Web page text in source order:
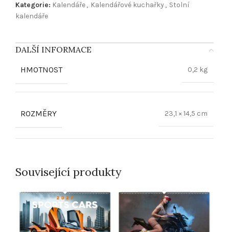
Kategorie: Kalendáře, Kalendářové kuchařky, Stolní
kalendáře
DALŠÍ INFORMACE
HMOTNOST 0,2 kg
ROZMĚRY 23,1 × 14,5 cm
Související produkty